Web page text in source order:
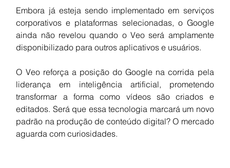
Embora já esteja sendo implementado em serviços
corporativos e plataformas selecionadas, o Google
ainda não revelou quando o Veo será amplamente
disponibilizado para outros aplicativos e usuários.
O Veo reforça a posição do Google na corrida pela
liderança em inteligência artificial, prometendo
transformar a forma como vídeos são criados e
editados. Será que essa tecnologia marcará um novo
padrão na produção de conteúdo digital? O mercado
aguarda com curiosidades.